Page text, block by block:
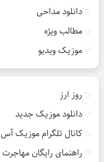
دانلود مداحی
مطالب ویژه
موزیک ویدیو
روز ارز
دانلود موزیک جدید
کانال تلگرام موزیک آس
راهنمای رایگان مهاجرت